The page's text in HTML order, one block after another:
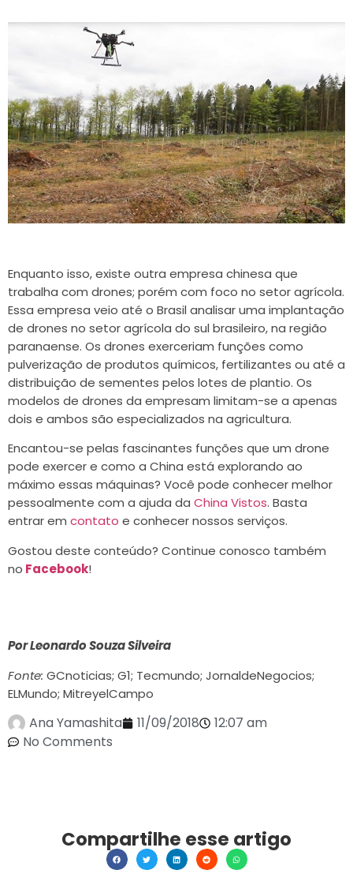
Enquanto isso, existe outra empresa chinesa que
trabalha com drones; porém com foco no setor agrícola.
Essa empresa veio até o Brasil analisar uma implantação
de drones no setor agrícola do sul brasileiro, na região
paranaense. Os drones exerceriam funções como
pulverização de produtos químicos, fertilizantes ou até a
distribuição de sementes pelos lotes de plantio. Os
modelos de drones da empresam limitam-se a apenas
dois e ambos são especializados na agricultura.
Encantou-se pelas fascinantes funções que um drone
pode exercer e como a China está explorando ao
máximo essas máquinas? Você pode conhecer melhor
pessoalmente com a ajuda da China Vistos. Basta
entrar em contato e conhecer nossos serviços.
Gostou deste conteúdo? Continue conosco também
no Facebook!
Por Leonardo Souza Silveira
Fonte: GCnoticias; G1; Tecmundo; JornaldeNegocios;
ELMundo; MitreyelCampo
Ana Yamashita 11/09/2018
12:07 am
No Comments
Compartilhe esse artigo